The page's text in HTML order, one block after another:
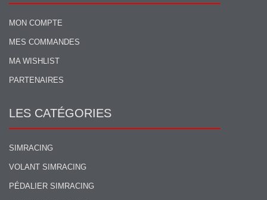
MON COMPTE
MES COMMANDES
MA WISHLIST
PARTENAIRES
LES CATÉGORIES
SIMRACING
VOLANT SIMRACING
PÉDALIER SIMRACING